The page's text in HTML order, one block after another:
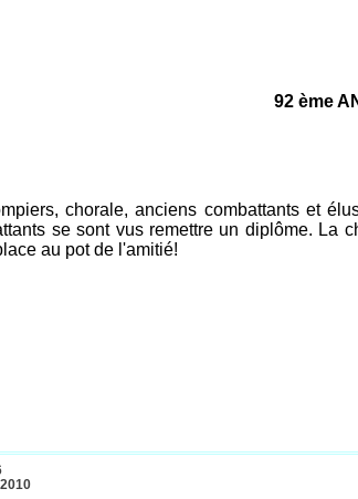
92 ème
chorale, anciens combattants et
se sont vus remettre un diplôme.
au pot de l'amitié!